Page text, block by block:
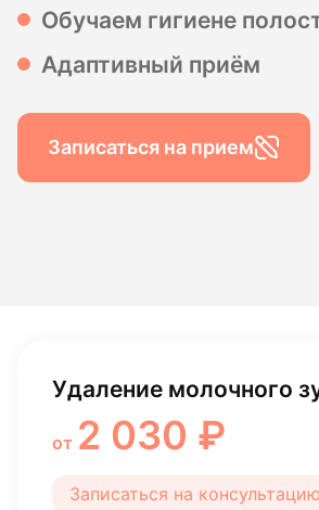
Обучаем гигиене
Адаптивный приём
Записаться на прием
Удаление молочного
от 2 030 ₽
Записаться на консультацию